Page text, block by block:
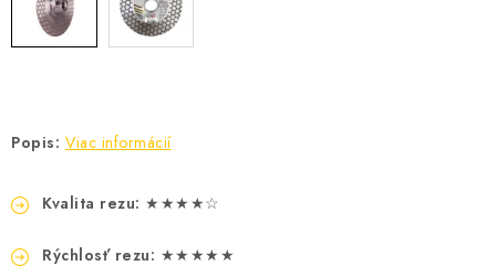
Ako nakupovať
Obchodné podmienky
Popis: Viac informácií
Kvalita rezu: ★★★★☆
Rýchlosť rezu: ★★★★★